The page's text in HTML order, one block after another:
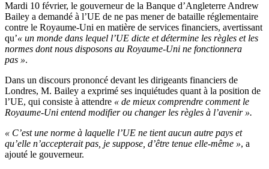
Mardi 10 février, le gouverneur de la Banque d’Angleterre Andrew
Bailey a demandé à l’UE de ne pas mener de bataille réglementaire
contre le Royaume-Uni en matière de services financiers, avertissant
qu’« un monde dans lequel l’UE dicte et détermine les règles et les
normes dont nous disposons au Royaume-Uni ne fonctionnera
pas ».
Dans un discours prononcé devant les dirigeants financiers de
Londres, M. Bailey a exprimé ses inquiétudes quant à la position de
l’UE, qui consiste à attendre « de mieux comprendre comment le
Royaume-Uni entend modifier ou changer les règles à l’avenir ».
« C’est une norme à laquelle l’UE ne tient aucun autre pays et
qu’elle n’accepterait pas, je suppose, d’être tenue elle-même », a
ajouté le gouverneur.